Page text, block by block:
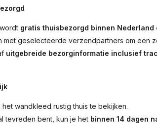
gratis thuisbezorgd binnen Nederland
met geselecteerde verzendpartners om een
uitgebreide bezorginformatie inclusief
wandkleed rustig thuis te bekijken.
tevreden bent, kun je het binnen 14 dagen